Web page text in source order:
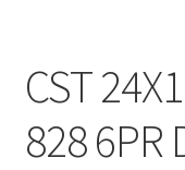
CST
828 6PR